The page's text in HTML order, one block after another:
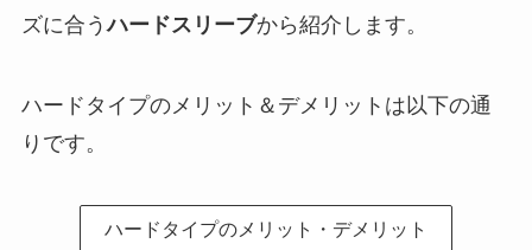
ズに合うハードスリーブから紹介します。
ハードタイプのメリット＆デメリットは以下の通
りです。
ハードタイプのメリット・デメリット